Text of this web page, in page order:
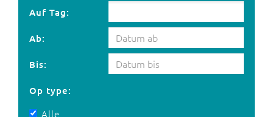
Auf Tag:
Ab:
Bis:
Op type:
Alle